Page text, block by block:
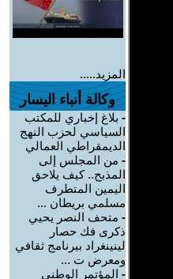
المزيد.....
وكالة أنباء اليسار
- بلاغ إخباري للمكتب
السياسي لحزب النهج
الديمقراطي العمالي
- من المجلس إلى
المذبح.. كيف يلاحق
اليمين المتطرف
مسلمي بريطان ...
- متحف النصر يحيي
ذكرى فك حصار
لينينغراد ببرنامج ثقافي
ومعرض ت ...
- المؤتمر الوطني